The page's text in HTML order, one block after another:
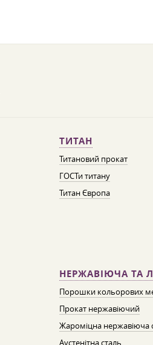
ТИТАН
Титановий прокат
ГОСТи титану
Титан Європа
НЕРЖАВІЮЧА ТА
Порошки кольорових
Прокат нержавіючий
Жароміцна нержавіюча
Аустенітна сталь